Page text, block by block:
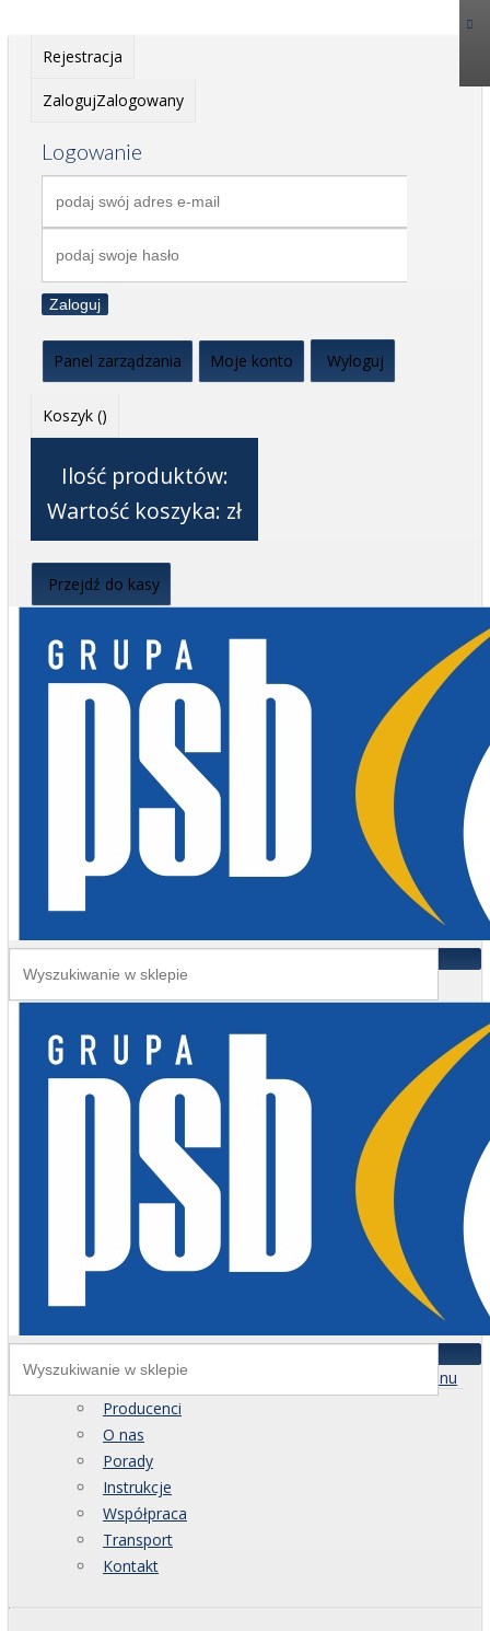
Rejestracja
ZalogujZalogowany
Logowanie
Zaloguj
Panel zarządzania Moje konto Wyloguj
Koszyk ()
Ilość produktów:
Wartość koszyka: zł
Przejdź do kasy
Menu
Producenci
O nas
Porady
Instrukcje
Współpraca
Transport
Kontakt